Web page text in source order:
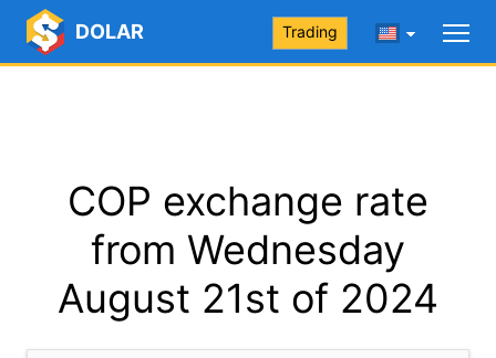
DOLAR Trading
COP exchange rate
from Wednesday
August 21st of 2024